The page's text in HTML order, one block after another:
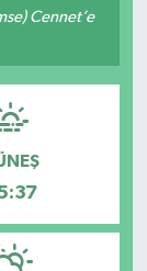
Cennet’e